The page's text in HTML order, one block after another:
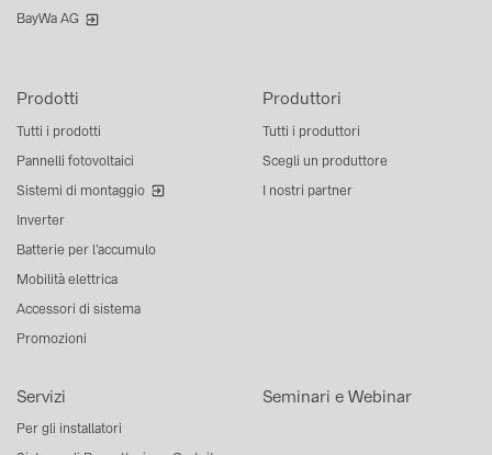
Prodotti
Tutti i prodotti
Pannelli fotovoltaici
Sistemi di montaggio
Inverter
Batterie per l’accumulo
Mobilità elettrica
Accessori di sistema
Promozioni
Produttori
Tutti i produttori
Scegli un produttore
I nostri partner
Servizi
Per gli installatori
Seminari e Webinar
BayWa AG